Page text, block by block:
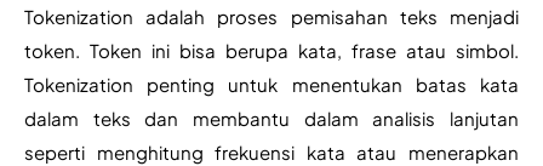
Tokenization adalah proses pemisahan teks menjadi
token. Token ini bisa berupa kata, frase atau simbol.
Tokenization penting untuk menentukan batas kata
dalam teks dan membantu dalam analisis lanjutan
seperti menghitung frekuensi kata atau menerapkan